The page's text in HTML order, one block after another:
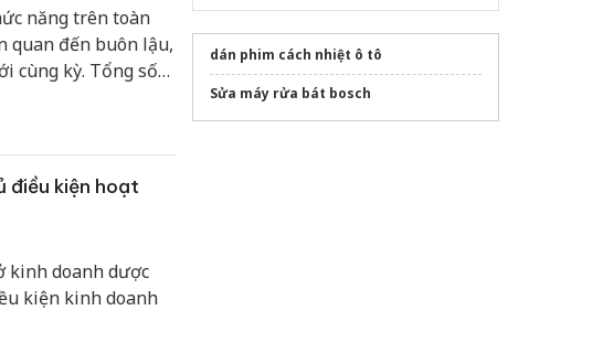
năng trên toàn
quan đến buôn lậu,
cùng kỳ. Tổng số
điều kiện hoạt
kinh doanh dược
kiện kinh doanh
dán phim cách nhiệt ô tô
Sửa máy rửa bát bosch